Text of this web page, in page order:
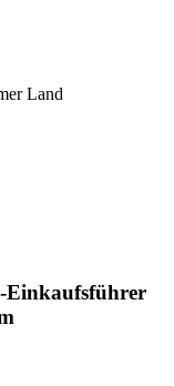
Land
Einkaufsführer